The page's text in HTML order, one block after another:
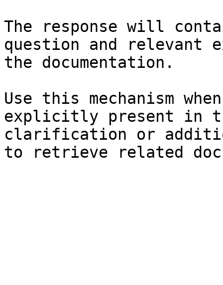
The response will
question and relevant
the documentation.
Use this mechanism
explicitly present in
clarification or